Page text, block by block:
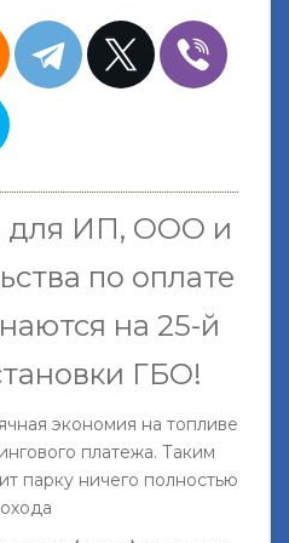
для ИП, ООО и
по оплате
на 25-й
ГБО!
экономия на топливе
платежа. Таким
парку ничего полностью